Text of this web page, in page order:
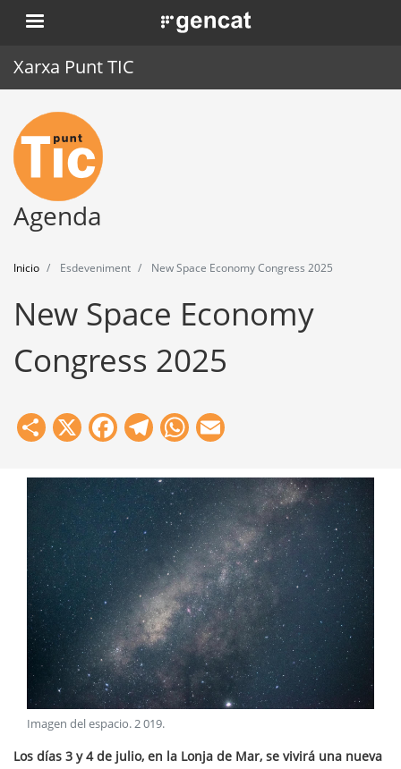
Pasar
al
. Obre en una nova finestra.
Xarxa Punt TIC
Inicio
Punt TIC
Actualidad
Herramientas
Agenda
Inicio Esdeveniment New Space Economy Congress 2025
New Space Economy
Congress 2025
Share
X Facebook
Telegram
WhatsApp
Imagen del espacio.2 019.
Los días 3 y 4 de julio, en la Lonja de Mar, se vivirá una nueva